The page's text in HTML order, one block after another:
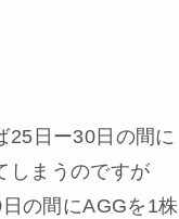
25日ー30日の間に
しまうのですが
の間にAGGを1